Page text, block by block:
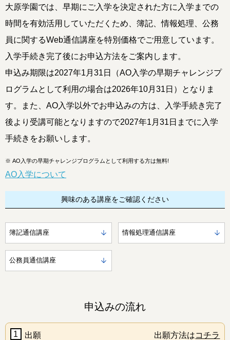
大原学園では、早期にご入学を決定された方に入学までの
時間を有効活用していただくため、簿記、情報処理、 公務
員に関するWeb通信講座を特別価格でご用意しています。
入学手続き完了後にお申込方法をご案内します。
申込み期限は2027年1月31日（AO入学の早期チャレンジプ
ログラムとして利用の場合は2026年10月31日）となりま
す。また、AO入学以外でお申込みの方は、入学手続き完了
後より受講可能となりますので2027年1月31日までに入学
手続きをお願いします。
※ AO入学の早期チャレンジプログラムとして利用する方は無料!
AO入学について
興味のある講座をご確認ください
簿記通信講座 情報処理通信講座
公務員通信講座
申込みの流れ
1 出願 出願方法はコチラ